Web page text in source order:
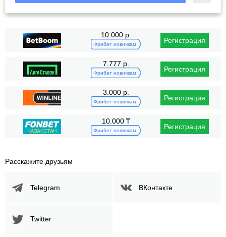
10.000 р.
Фрибет новичкам Регистрация
7.777 р.
Фрибет новичкам Регистрация
3.000 р.
Фрибет новичкам Регистрация
10.000 ₸
Фрибет новичкам Регистрация
Расскажите друзьям
Telegram ВКонтакте
Twitter